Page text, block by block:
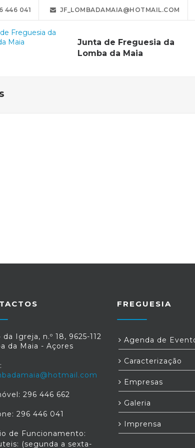
446 041 JF_LOMBADAMAIA@HOTMAIL.COM
Junta de Freguesia da
Lomba da Maia
da Igreja, n.º 18, 9625-112
da Maia - Açores
296 446 662
296 446 041
de Funcionamento:
(segunda a sexta-
FREGUESIA
Agenda de
Caracterização
Empresas
Galeria
Imprensa